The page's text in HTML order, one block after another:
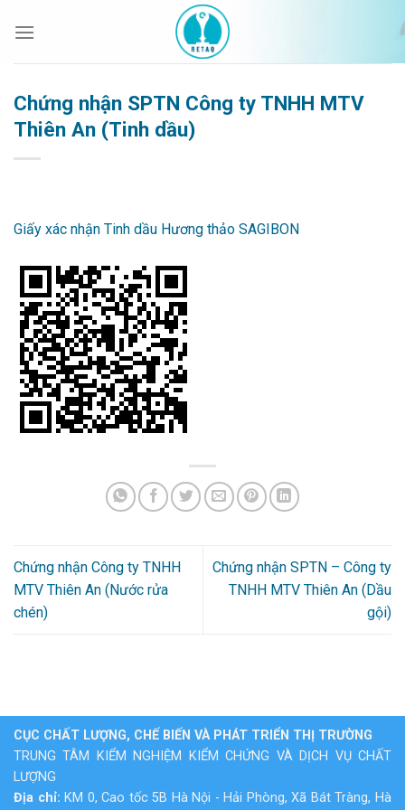
qua
Chứng nhận SPTN Công ty TNHH MTV
Thiên An (Tinh dầu)
Giấy xác nhận Tinh dầu Hương thảo SAGIBON
Chứng nhận Công ty TNHH
MTV Thiên An (Nước rửa
chén)
Chứng nhận SPTN – Công ty
TNHH MTV Thiên An (Dầu
gội)
CỤC CHẤT LƯỢNG, CHẾ BIẾN VÀ PHÁT TRIỂN THỊ TRƯỜNG
TRUNG TÂM KIỂM NGHIỆM KIỂM CHỨNG VÀ DỊCH VỤ CHẤT
LƯỢNG
Địa chỉ: KM 0, Cao tốc 5B Hà Nội - Hải Phòng, Xã Bát Tràng, Hà